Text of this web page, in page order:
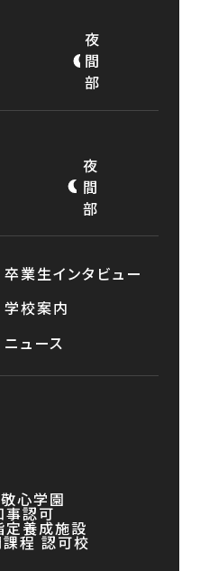
心学園
事認可
定養成施設
程 認可校
夜
間
部
夜
間
部
卒業生インタビュー
学校案内
ニュース